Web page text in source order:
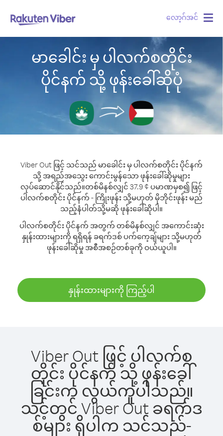
လော့ဂ်အင်
မာခေါင်း မှ ပါလက်စတိုင်း
ပိုင်နက် သို့ ဖုန်းခေါ်ဆိုပုံ
Viber Out ဖြင့် သင်သည် မာခေါင်း မှ ပါလက်စတိုင်း ပိုင်နက်
သို့ အရည်အသွေး ကောင်းမွန်သော ဖုန်းခေါ်ဆိုမှုများ
လုပ်ဆောင်နိုင်သည်။တစ်မိနစ်လျှင် 37.9 ¢ ပမာဏမှစ၍ ဖြင့်
ပါလက်စတိုင်း ပိုင်နက် - ကြိုးဖုန်း သို့မဟုတ် မိုဘိုင်းဖုန်း မည်
သည့်နံပါတ်သို့မဆို ဖုန်းခေါ်ဆိုပါ။
ပါလက်စတိုင်း ပိုင်နက် အတွက် တစ်မိနစ်လျှင် အကောင်းဆုံး
နှုန်းထားများကို ရရှိရန် ခရက်ဒစ် ပက်ကေ့ချ်များ သို့မဟုတ်
ဖုန်းခေါ်ဆိုမှု အစီအစဉ်တစ်ခုကို ဝယ်ယူပါ။
နှုန်းထားများကို ကြည့်ပါ
Viber Out ဖြင့် ပါလက်စ
တိုင်း ပိုင်နက် သို့ ဖုန်းခေါ်
ခြင်းက လွယ်ကူပါသည်။
သင့်တွင် Viber Out ခရက်ဒ
စ်များ ရှိပါက သင်သည်-